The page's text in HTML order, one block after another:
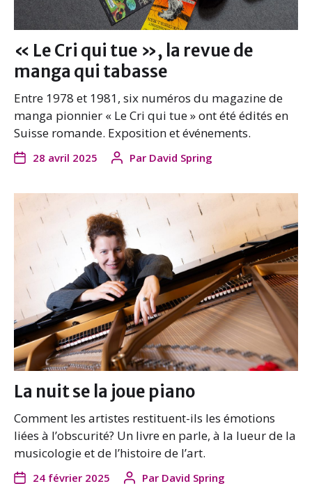
« Le Cri qui tue », la revue de
manga qui tabasse
Entre 1978 et 1981, six numéros du magazine de
manga pionnier « Le Cri qui tue » ont été édités en
Suisse romande. Exposition et événements.
28 avril 2025 Par David Spring
La nuit se la joue piano
Comment les artistes restituent-ils les émotions
liées à l’obscurité? Un livre en parle, à la lueur de la
musicologie et de l’histoire de l’art.
24 février 2025 Par David Spring